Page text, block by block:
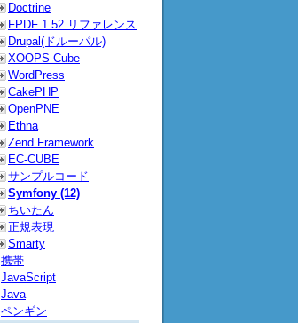
Doctrine
FPDF 1.52 リファレンス
Drupal(ドルーパル)
XOOPS Cube
WordPress
CakePHP
OpenPNE
Ethna
Zend Framework
EC-CUBE
サンプルコード
Symfony (12)
ちいたん
正規表現
Smarty
携帯
JavaScript
Java
ペンギン